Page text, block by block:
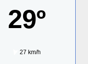
29º
27 km/h